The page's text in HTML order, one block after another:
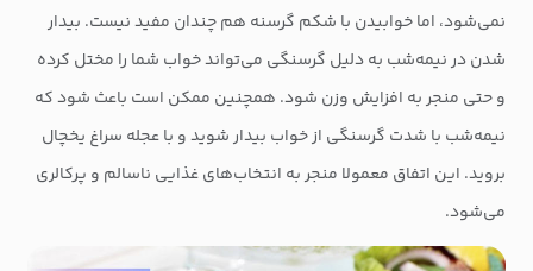
نمی‌شود، اما خوابیدن با شکم گرسنه هم چندان مفید نیست. بیدار
شدن در نیمه‌شب به دلیل گرسنگی می‌تواند خواب شما را مختل کرده
و حتی منجر به افزایش وزن شود. همچنین ممکن است باعث شود که
نیمه‌شب با شدت گرسنگی از خواب بیدار شوید و با عجله سراغ یخچال
بروید. این اتفاق معمولا منجر به انتخاب‌های غذایی ناسالم و پرکالری
می‌شود.